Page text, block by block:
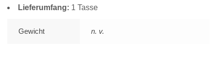
Lieferumfang: 1 Tasse
Gewicht n. v.